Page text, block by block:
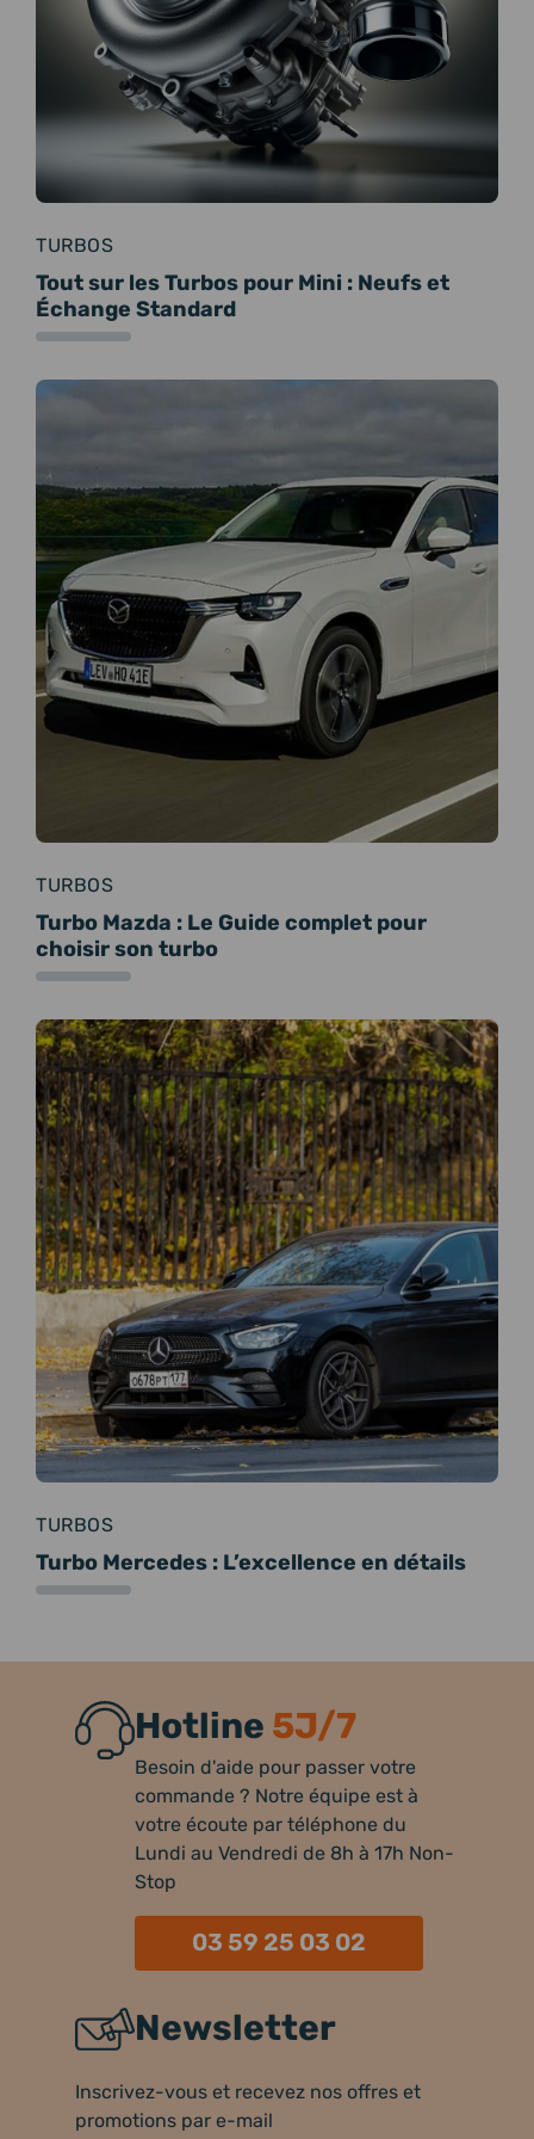
TURBOS
Tout sur les Turbos pour Mini : Neufs et
Échange Standard
TURBOS
Turbo Mazda : Le Guide complet pour
choisir son turbo
TURBOS
Turbo Mercedes : L’excellence en détails
Hotline 5J/7
Besoin d'aide pour passer votre
commande ? Notre équipe est à
votre écoute par téléphone du
Lundi au Vendredi de 8h à 17h Non-
Stop
03 59 25 03 02
Newsletter
Inscrivez-vous et recevez nos offres et
promotions par e-mail